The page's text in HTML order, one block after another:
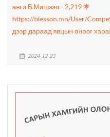
анги Б.Мишээл - 2,219 🌟
https://blesson.mn/User/
дээр дараад явцын оноог
2024-12-23